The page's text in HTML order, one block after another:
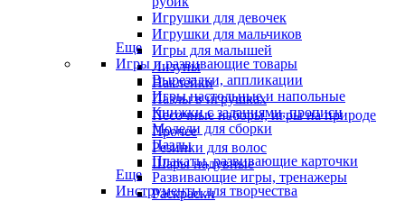
Игрушки для девочек
Игрушки для мальчиков
Игры для малышей
Лизуны
Наклейки
Пазлы в игрушках
Песочные наборы, игры на природе
Прочее
Резинки для волос
Шары надувные
Еще
Игры и развивающие товары
Вырезалки, аппликации
Игры настольные и напольные
Книжки с заданиями, прописи
Модели для сборки
Пазлы
Плакаты, развивающие карточки
Развивающие игры, тренажеры
Раскраски
Еще
Инструменты для творчества